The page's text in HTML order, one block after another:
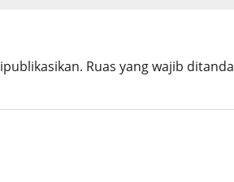
Ruas yang wajib